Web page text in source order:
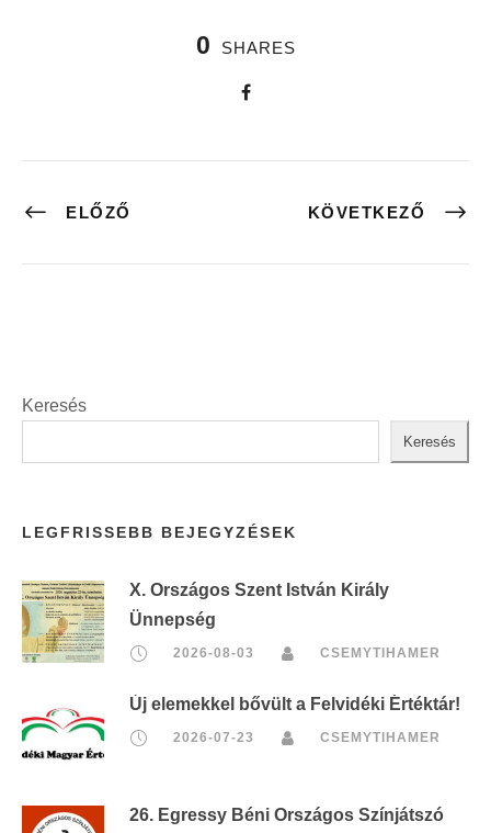
0 SHARES
ELŐZŐ KÖVETKEZŐ
Keresés
Keresés
LEGFRISSEBB BEJEGYZÉSEK
X. Országos Szent István Király
Ünnepség
2026-08-03 CSEMYTIHAMER
Új elemekkel bővült a Felvidéki Értéktár!
2026-07-23 CSEMYTIHAMER
26. Egressy Béni Országos Színjátszó